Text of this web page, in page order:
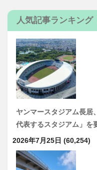
人気記事ランキング
ヤンマースタジアム長居
代表するスタジアム」を
2026年7月25日 (60,254)